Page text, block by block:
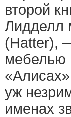
второй
Лидделл
(Hatter),
мебелью
уж
именах